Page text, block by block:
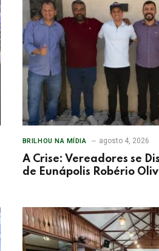
BRILHOU NA MÍDIA agosto 4, 2026
A Crise: Vereadores se
de Eunápolis Robério